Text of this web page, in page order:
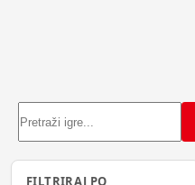
FILTRIRAJ PO